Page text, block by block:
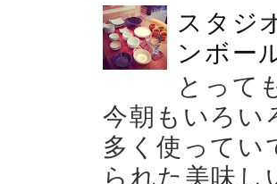
スタジ
ンボー
とって
今朝もいろい
多く使ってい
られた美味